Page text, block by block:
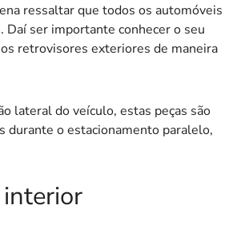
ressaltar que todos os automóveis
ser importante conhecer o seu
retrovisores exteriores de maneira
lateral do veículo, estas peças são
durante o estacionamento paralelo,